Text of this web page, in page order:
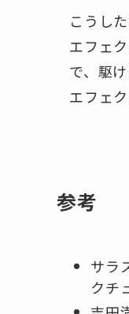
こうし
エフェ
で、駆
エフェ
参考
サラ
クチ